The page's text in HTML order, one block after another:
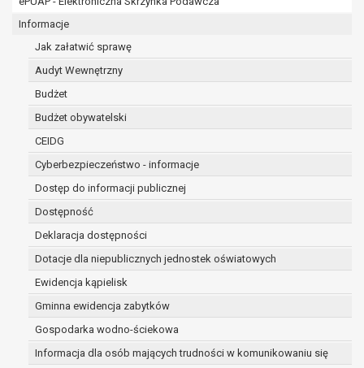
Informacje
Jak załatwić sprawę
Audyt Wewnętrzny
Budżet
Budżet obywatelski
CEIDG
Cyberbezpieczeństwo - informacje
Dostęp do informacji publicznej
Dostępność
Deklaracja dostępności
Dotacje dla niepublicznych jednostek oświatowych
Ewidencja kąpielisk
Gminna ewidencja zabytków
Gospodarka wodno-ściekowa
Informacja dla osób mających trudności w komunikowaniu się
konieczności zachowania dokumentacji projektu do
W związku z przetwarzaniem przez administratora
prawo dostępu do treści danych oraz
15 RODO;
w przypadku gdy:
dane są nieprawidłowe lub niekompletne;
zapomnianym) na podstawie art. 17 RODO, w
dane nie są już niezbędne do celów, dla
sposób przetwarzane,
danych osobowych,
osoba, której dane dotyczą wycofała zgodę
osobowych, która jest podstawą
dane osobowe przetwarzane są niezgodnie
dane osobowe muszą być usunięte w celu
wynikającego z przepisów prawa;
prawo do żądania ograniczenia przetwarzania